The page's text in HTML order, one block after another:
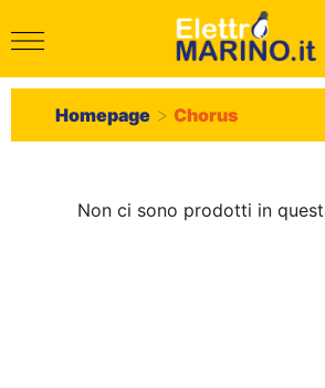
Homepage > Chorus
Non ci sono prodotti in